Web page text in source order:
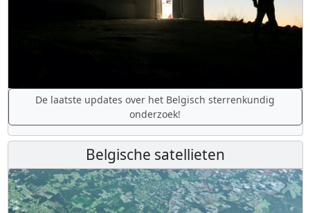
De laatste updates over het Belgisch sterrenkundig
onderzoek!
Belgische satellieten